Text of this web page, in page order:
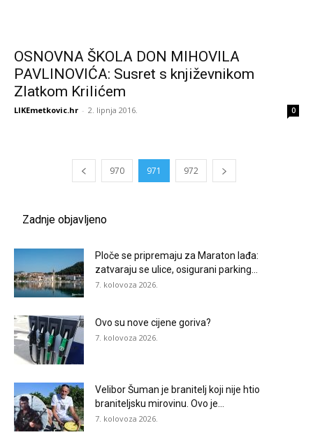
OSNOVNA ŠKOLA DON MIHOVILA
PAVLINOVIĆA: Susret s književnikom
Zlatkom Krilićem
LIKEmetkovic.hr - 2. lipnja 2016. 0
970 971 972
Zadnje objavljeno
Ploče se pripremaju za Maraton lađa:
zatvaraju se ulice, osigurani parking...
7. kolovoza 2026.
Ovo su nove cijene goriva?
7. kolovoza 2026.
Velibor Šuman je branitelj koji nije htio
braniteljsku mirovinu. Ovo je...
7. kolovoza 2026.